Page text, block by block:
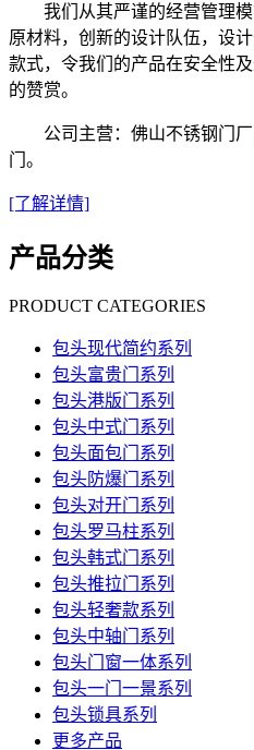
我们从其严谨的经营管理
原材料，创新的设计队伍，设
款式，令我们的产品在安全性
的赞赏。
公司主营：佛山不锈钢门
门。
[了解详情]
产品分类
PRODUCT CATEGORIES
包头现代简约系列
包头富贵门系列
包头港版门系列
包头中式门系列
包头面包门系列
包头防爆门系列
包头对开门系列
包头罗马柱系列
包头韩式门系列
包头推拉门系列
包头轻奢款系列
包头中轴门系列
包头门窗一体系列
包头一门一景系列
包头锁具系列
更多产品